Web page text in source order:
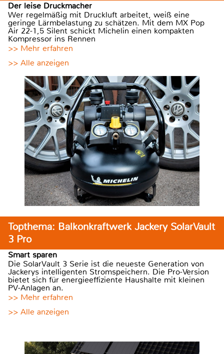
Der leise Druckmacher
Wer regelmäßig mit Druckluft arbeitet, weiß eine
geringe Lärmbelastung zu schätzen. Mit dem MX Pop
Air 22-1,5 Silent schickt Michelin einen kompakten
Kompressor ins Rennen
>> Mehr erfahren
>> Alle anzeigen
Topthema: Balkonkraftwerk Jackery SolarVault
3 Pro
Smart sparen
Die SolarVault 3 Serie ist die neueste Generation von
Jackerys intelligenten Stromspeichern. Die Pro-Version
bietet sich für energieeffiziente Haushalte mit kleinen
PV-Anlagen an.
>> Mehr erfahren
>> Alle anzeigen